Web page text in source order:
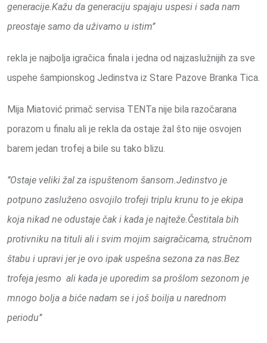
generacije.Kažu da generaciju spajaju uspesi i sada nam
preostaje samo da uživamo u istim’’
rekla je najbolja igračica finala i jedna od najzaslužnijih za sve
uspehe šampionskog Jedinstva iz Stare Pazove Branka Tica.
Mija Miatović primač servisa TENTa nije bila razočarana
porazom u finalu ali je rekla da ostaje žal što nije osvojen
barem jedan trofej a bile su tako blizu.
’’Ostaje veliki žal za ispuštenom šansom.Jedinstvo je
potpuno zasluženo osvojilo trofeji triplu krunu to je ekipa
koja nikad ne odustaje čak i kada je najteže.Čestitala bih
protivniku na tituli ali i svim mojim saigračicama, stručnom
štabu i upravi jer je ovo ipak uspešna sezona za nas.Bez
trofeja jesmo ali kada je uporedim sa prošlom sezonom je
mnogo bolja a biće nadam se i još boilja u narednom
periodu’’